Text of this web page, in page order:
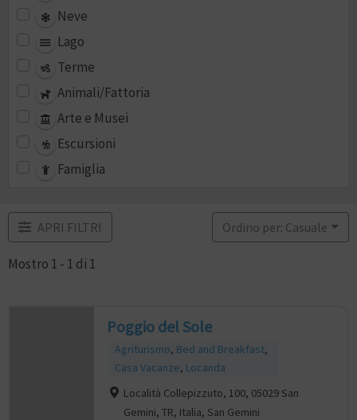
Neve
Lago
Terme
Animali/Fattoria
Arte e Musei
Escursioni
Famiglia
APRI FILTRI
Mostro 1 - 1 di 1
Ordino per: Casuale
Poggio del Sole
Agriturismo, Bed and Breakfast,
Casa Vacanze, Locanda
Località Collepizzuto, 100, 05029 San
Gemini, TR, Italia, San Gemini